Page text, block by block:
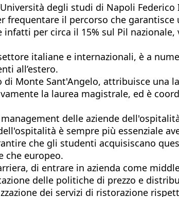
degli studi di Napoli
frequentare il percorso che garantisce
per circa il 15% sul Pil nazionale,
italiane e internazionali, è a
all’estero.
Monte Sant'Angelo, attribuisce
la laurea magistrale, ed è
delle aziende
è sempre più essenziale
che gli studenti acquisiscano
che europeo.
di entrare in azienda come
delle politiche di prezzo e
dei servizi di ristorazione